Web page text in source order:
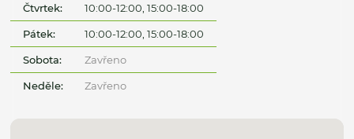
Čtvrtek: 10:00-12:00, 15:00-18:00
Pátek: 10:00-12:00, 15:00-18:00
Sobota: Zavřeno
Neděle: Zavřeno